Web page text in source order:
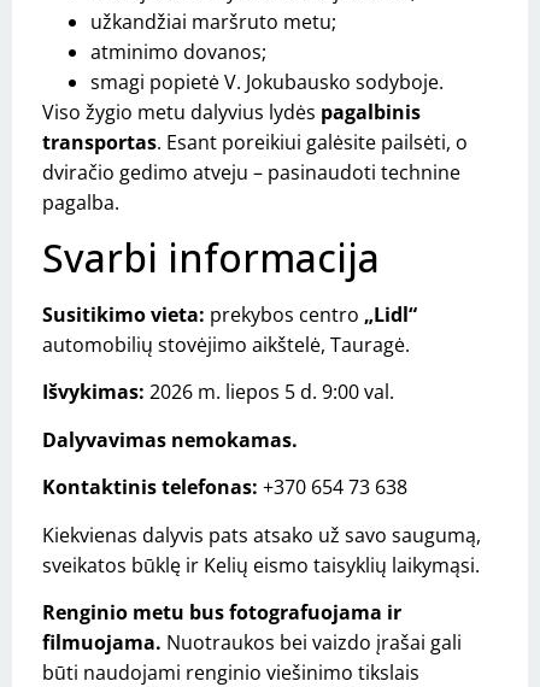
užkandžiai maršruto metu;
atminimo dovanos;
smagi popietė V. Jokubausko sodyboje.
Viso žygio metu dalyvius lydės pagalbinis
transportas. Esant poreikiui galėsite pailsėti, o
dviračio gedimo atveju – pasinaudoti technine
pagalba.
Svarbi informacija
Susitikimo vieta: prekybos centro „Lidl“
automobilių stovėjimo aikštelė, Tauragė.
Išvykimas: 2026 m. liepos 5 d. 9:00 val.
Dalyvavimas nemokamas.
Kontaktinis telefonas: +370 654 73 638
Kiekvienas dalyvis pats atsako už savo saugumą,
sveikatos būklę ir Kelių eismo taisyklių laikymąsi.
Renginio metu bus fotografuojama ir
filmuojama. Nuotraukos bei vaizdo įrašai gali
būti naudojami renginio viešinimo tikslais